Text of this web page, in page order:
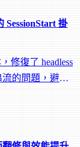
SessionStart 掛
修復了 headless
流的問題，避免